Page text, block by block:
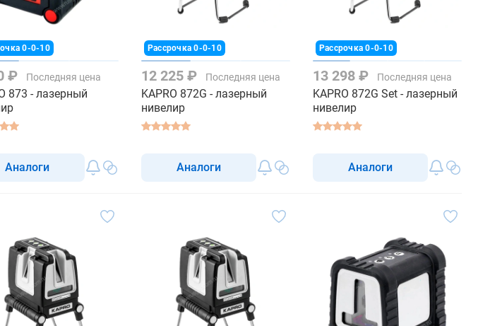
0-0-10
₽ Последняя цена
873 - лазерный
Аналоги
Рассрочка 0-0-10
12 225 ₽ Последняя цена
KAPRO 872G - лазерный
нивелир
Аналоги
Рассрочка 0-0-10
13 298 ₽ Последняя цена
KAPRO 872G Set - лазерный
нивелир
Аналоги